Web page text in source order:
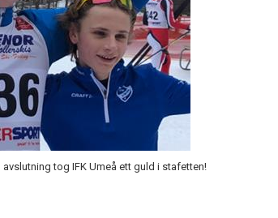
tog IFK Umeå ett guld i stafetten!